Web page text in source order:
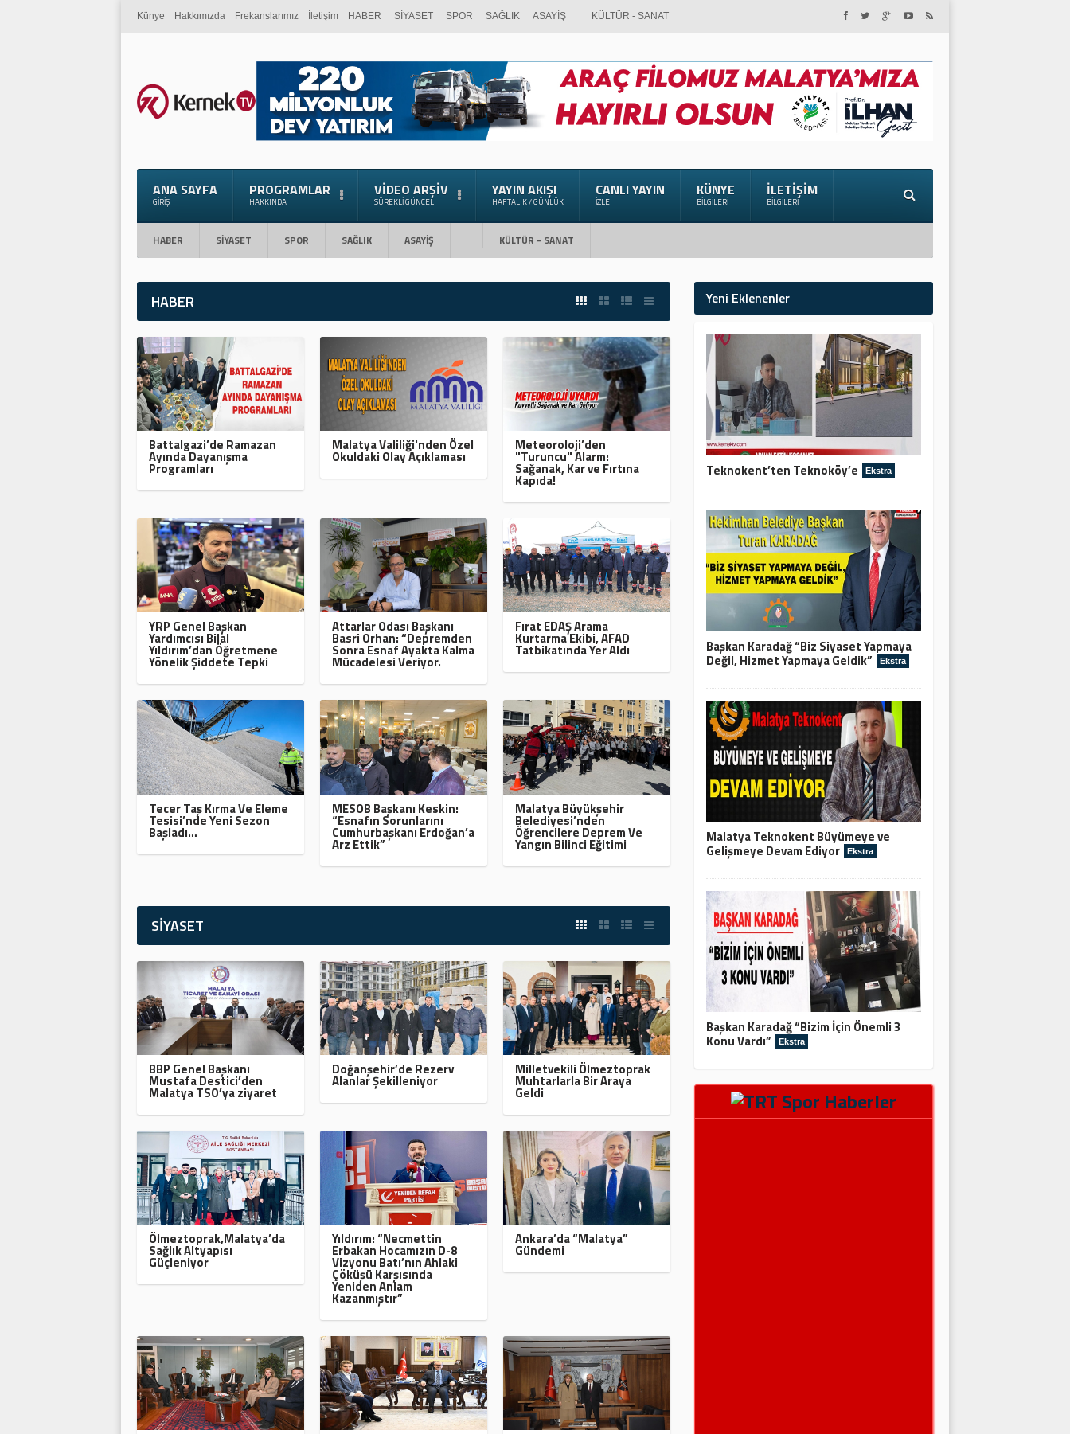
Künye Hakkımızda Frekanslarımız İletişim HABER SİYASET SPOR SAĞLIK ASAYİŞ KÜLTÜR - SANAT
ANA SAYFA
GIRIŞ
PROGRAMLAR
HAKKINDA
VIDEO ARŞIV
SÜREKLI GÜNCEL
YAYIN AKIŞI
HAFTALIK / GÜNLÜK
CANLI YAYIN
İZLE
KÜNYE
BILGILERI
İLETIŞIM
BILGILERI
HABER SİYASET SPOR SAĞLIK ASAYİŞ KÜLTÜR - SANAT
HABER
Battalgazi’de Ramazan
Ayında Dayanışma
Programları
Malatya Valiliği'nden Özel
Okuldaki Olay Açıklaması
Meteoroloji’den
"Turuncu" Alarm:
Sağanak, Kar ve Fırtına
Kapıda!
YRP Genel Başkan
Yardımcısı Bilal
Yıldırım’dan Öğretmene
Yönelik Şiddete Tepki
Attarlar Odası Başkanı
Basri Orhan: “Depremden
Sonra Esnaf Ayakta Kalma
Mücadelesi Veriyor.
Fırat EDAŞ Arama
Kurtarma Ekibi, AFAD
Tatbikatında Yer Aldı
Tecer Taş Kırma Ve Eleme
Tesisi’nde Yeni Sezon
Başladı…
MESOB Başkanı Keskin:
“Esnafın Sorunlarını
Cumhurbaşkanı Erdoğan’a
Arz Ettik”
Malatya Büyükşehir
Belediyesi’nden
Öğrencilere Deprem Ve
Yangın Bilinci Eğitimi
SİYASET
BBP Genel Başkanı
Mustafa Destici’den
Malatya TSO’ya ziyaret
Doğanşehir’de Rezerv
Alanlar Şekilleniyor
Milletvekili Ölmeztoprak
Muhtarlarla Bir Araya
Geldi
Ölmeztoprak,Malatya’da
Sağlık Altyapısı
Güçleniyor
Yıldırım: “Necmettin
Erbakan Hocamızın D-8
Vizyonu Batı’nın Ahlaki
Çöküşü Karşısında
Yeniden Anlam
Kazanmıştır”
Ankara’da “Malatya”
Gündemi
Yeni Eklenenler
Teknokent’ten Teknoköy’e Ekstra
Başkan Karadağ “Biz Siyaset Yapmaya
Değil, Hizmet Yapmaya Geldik” Ekstra
Malatya Teknokent Büyümeye ve
Gelişmeye Devam Ediyor Ekstra
Başkan Karadağ “Bizim İçin Önemli 3
Konu Vardı” Ekstra